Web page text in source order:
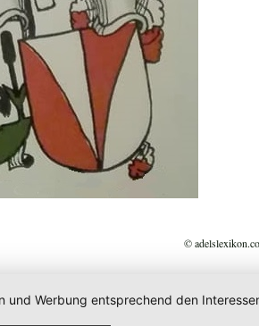
©
Werbung entsprechend den